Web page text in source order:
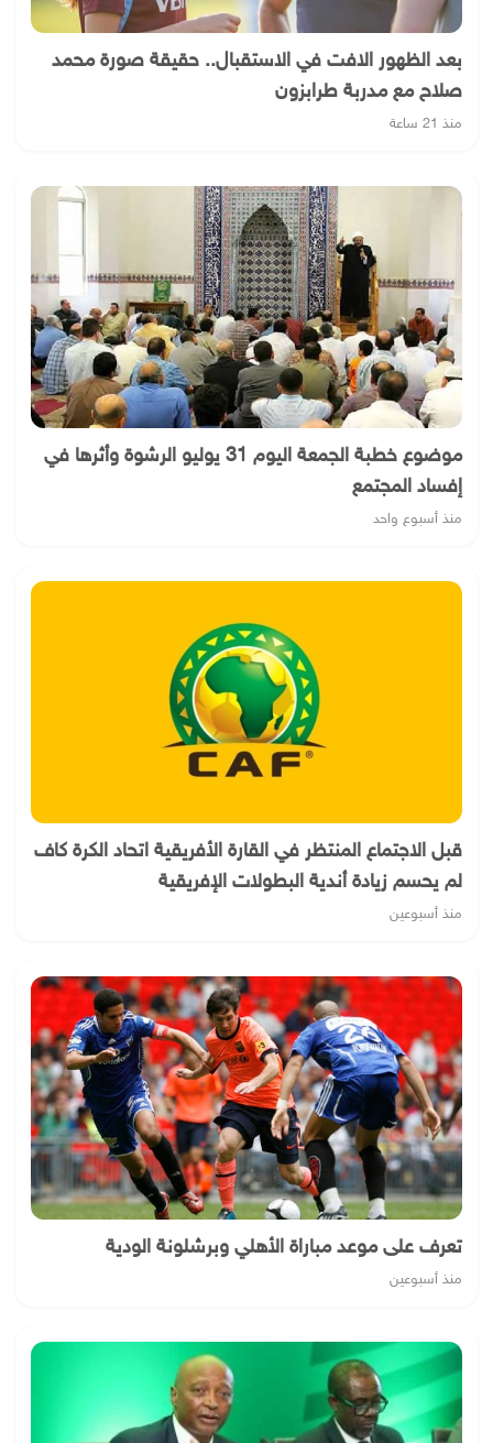
بعد الظهور الافت في الاستقبال.. حقيقة صورة محمد
صلاح مع مدربة طرابزون
منذ 21 ساعة
موضوع خطبة الجمعة اليوم 31 يوليو الرشوة وأثرها في
إفساد المجتمع
منذ أسبوع واحد
قبل الاجتماع المنتظر في القارة الأفريقية اتحاد الكرة كاف
لم يحسم زيادة أندية البطولات الإفريقية
منذ أسبوعين
تعرف على موعد مباراة الأهلي وبرشلونة الودية
منذ أسبوعين